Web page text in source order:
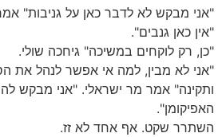
"אני מבקש לא לדבר כאן על גניבות"
"אין כאן גנבים".
"כן, רק לוקחים במשיכה" גיחכה שולי.
"אני לא מבין, למה אי אפשר לנהל את
ותקינה" אמר מר ישראלי. "אני מבקש
האפיקומן".
השתרר שקט. אף אחד לא זז.